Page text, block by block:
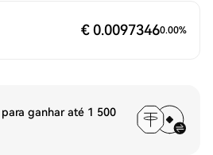
€ 0.00973460.00%
ganhar até 1 500